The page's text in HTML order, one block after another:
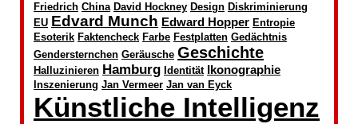
Friedrich China David Hockney Design Diskriminierung
EU Edvard Munch Edward Hopper Entropie
Esoterik Faktencheck Farbe Festplatten Gedächtnis
Gendersternchen Geräusche Geschichte
Halluzinieren Hamburg Identität Ikonographie
Inszenierung Jan Vermeer Jan van Eyck
Künstliche Intelligenz